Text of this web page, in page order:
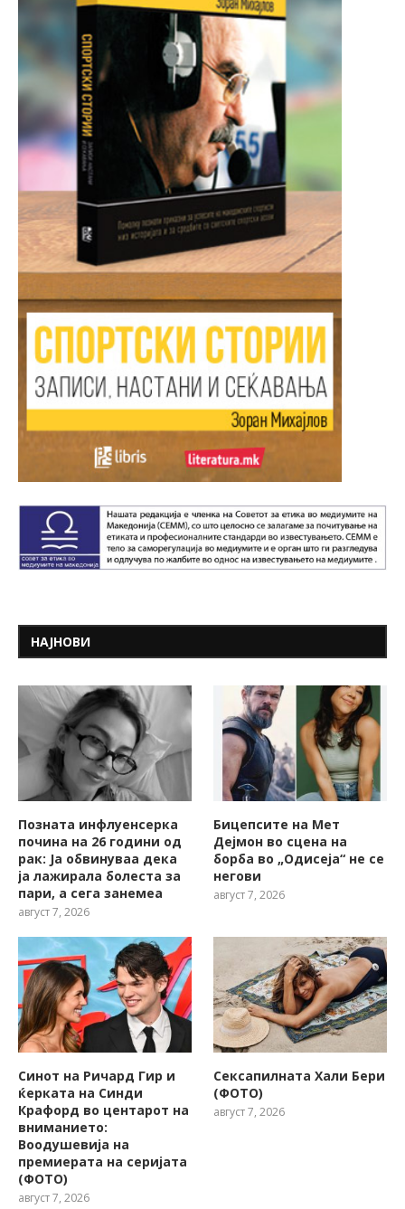
НАЈНОВИ
Позната инфлуенсерка
почина на 26 години од
рак: Ја обвинуваа дека
ја лажирала болеста за
пари, а сега занемеа
август 7, 2026
Бицепсите на Мет
Дејмон во сцена на
борба во „Одисеја“ не се
негови
август 7, 2026
Синот на Ричард Гир и
ќерката на Синди
Крафорд во центарот на
вниманието:
Воодушевија на
премиерата на серијата
(ФОТО)
август 7, 2026
Сексапилната Хали Бери
(ФОТО)
август 7, 2026